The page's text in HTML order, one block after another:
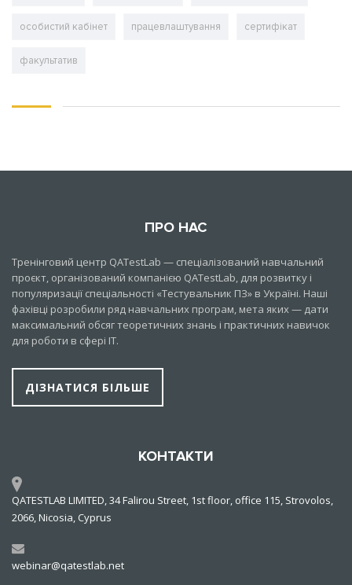
особистий кабінет працевлаштування сертифікат
факультатив
ПРО НАС
Тренінговий центр QATestLab — спеціалізований навчальний
проєкт, організований компанією QATestLab, для розвитку і
популяризації спеціальності «Тестувальник ПЗ» в Україні. Наші
фахівці розробили ряд навчальних програм, мета яких — дати
максимальний обсяг теоретичних знань і практичних навичок
для роботи в сфері IT.
ДІЗНАТИСЯ БІЛЬШЕ
КОНТАКТИ
QATESTLAB LIMITED, 34 Falirou Street, 1st floor, office 115, Strovolos,
2066, Nicosia, Cyprus
webinar@qatestlab.net